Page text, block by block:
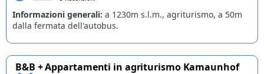
Informazioni generali: a 1230m s.l.m., agriturismo, a 50m
dalla fermata dell'autobus.
B&B + Appartamenti in agriturismo Kamaunhof